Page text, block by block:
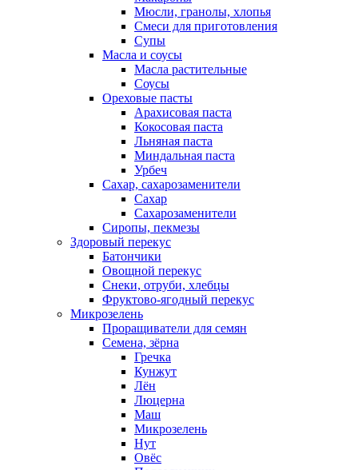
Мюсли, гранолы, хлопья
Смеси для приготовления
Супы
Масла и соусы
Масла растительные
Соусы
Ореховые пасты
Арахисовая паста
Кокосовая паста
Льняная паста
Миндальная паста
Урбеч
Сахар, сахарозаменители
Сахар
Сахарозаменители
Сиропы, пекмезы
Здоровый перекус
Батончики
Овощной перекус
Снеки, отруби, хлебцы
Фруктово-ягодный перекус
Микрозелень
Проращиватели для семян
Семена, зёрна
Гречка
Кунжут
Лён
Люцерна
Маш
Микрозелень
Нут
Овёс